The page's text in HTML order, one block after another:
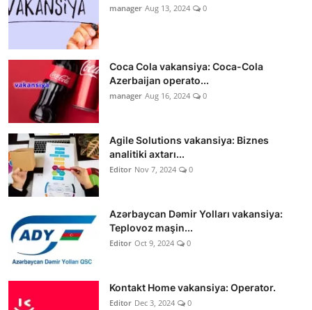
manager Aug 13, 2024 0
Coca Cola vakansiya: Coca-Cola
Azerbaijan operato...
manager Aug 16, 2024 0
Agile Solutions vakansiya: Biznes
analitiki axtarı...
Editor Nov 7, 2024 0
Azərbaycan Dəmir Yolları vakansiya:
Teplovoz maşin...
Editor Oct 9, 2024 0
Kontakt Home vakansiya: Operator.
Editor Dec 3, 2024 0